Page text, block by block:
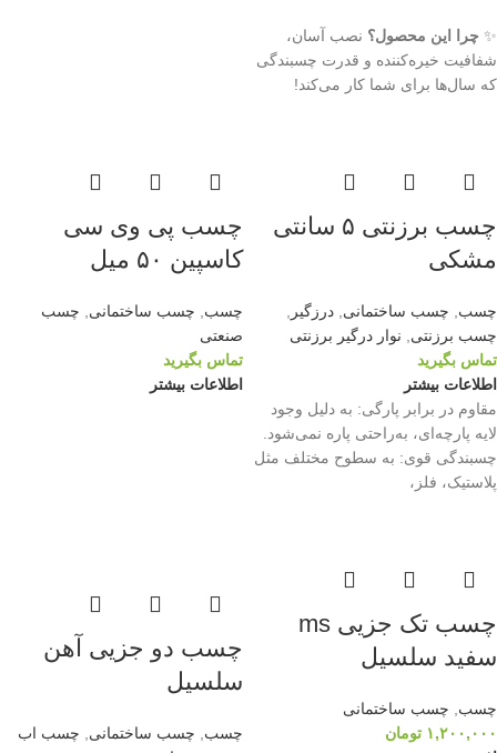
✨ چرا این محصول؟ نصب آسان،
شفافیت خیره‌کننده و قدرت چسبندگی
که سال‌ها برای شما کار می‌کند!
چسب برزنتی ۵ سانتی
مشکی
چسب چسب ساختمانی درزگیر
چسب برزنتی
نوار درگیر برزنتی
تماس بگیرید
اطلاعات بیشتر
مقاوم در برابر پارگی: به دلیل وجود
لایه پارچه‌ای، به‌راحتی پاره نمی‌شود.
چسبندگی قوی: به سطوح مختلف مثل
پلاستیک، فلز،
چسب پی وی سی
کاسپین ۵۰ میل
چسب چسب ساختمانی
چسب
صنعتی
تماس بگیرید
اطلاعات بیشتر
چسب تک جزیی ms
سفید سلسیل
چسب
چسب ساختمانی
۱,۲۰۰,۰۰۰ تومان
چسب دو جزیی آهن
سلسیل
چسب چسب ساختمانی
چسب اب